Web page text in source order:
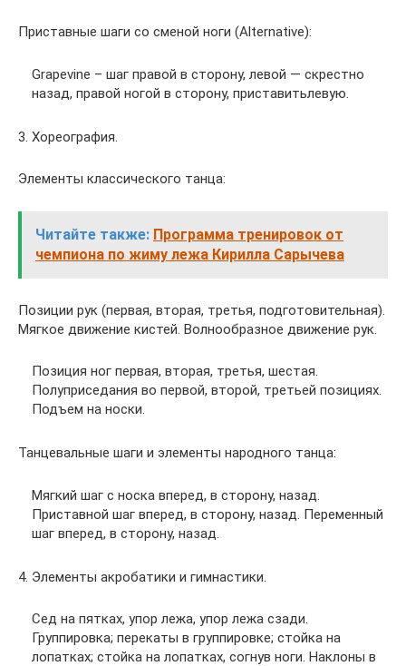
Приставные шаги со сменой ноги (Alternative):
Grapevine – шаг правой в сторону, левой — скрестно
назад, правой ногой в сторону, приставитьлевую.
3. Хореография.
Элементы классического танца:
Читайте также: Программа тренировок от
чемпиона по жиму лежа Кирилла Сарычева
Позиции рук (первая, вторая, третья, подготовительная).
Мягкое движение кистей. Волнообразное движение рук.
Позиция ног первая, вторая, третья, шестая.
Полуприседания во первой, второй, третьей позициях.
Подъем на носки.
Танцевальные шаги и элементы народного танца:
Мягкий шаг с носка вперед, в сторону, назад.
Приставной шаг вперед, в сторону, назад. Переменный
шаг вперед, в сторону, назад.
4. Элементы акробатики и гимнастики.
Сед на пятках, упор лежа, упор лежа сзади.
Группировка; перекаты в группировке; стойка на
лопатках; стойка на лопатках, согнув ноги. Наклоны в